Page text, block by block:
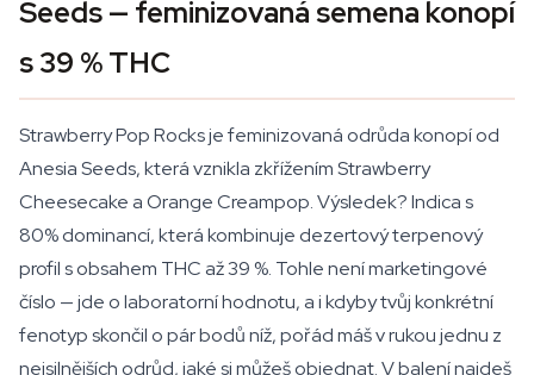
Seeds — feminizovaná semena konopí
s 39 % THC
Strawberry Pop Rocks je feminizovaná odrůda konopí od
Anesia Seeds, která vznikla zkřížením Strawberry
Cheesecake a Orange Creampop. Výsledek? Indica s
80% dominancí, která kombinuje dezertový terpenový
profil s obsahem THC až 39 %. Tohle není marketingové
číslo — jde o laboratorní hodnotu, a i kdyby tvůj konkrétní
fenotyp skončil o pár bodů níž, pořád máš v rukou jednu z
nejsilnějších odrůd, jaké si můžeš objednat. V balení najdeš